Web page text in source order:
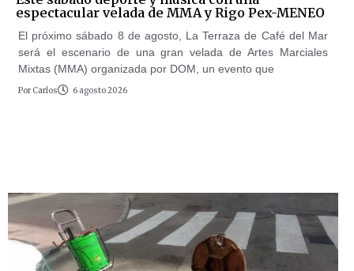
espectacular velada de MMA y Rigo Pex-MENEO
El próximo sábado 8 de agosto, La Terraza de Café del Mar
será el escenario de una gran velada de Artes Marciales
Mixtas (MMA) organizada por DOM, un evento que
Por Carlos 6 agosto 2026